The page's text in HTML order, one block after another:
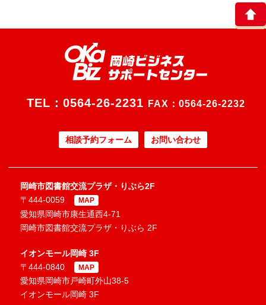
TEL： 0564-26-2231 FAX：0564-26-2232
相談予約フォーム お問い合わせ
岡崎市図書館交流プラザ・りぶら2F
〒444-0059
MAP
愛知県岡崎市康生通西4-71
岡崎市図書館交流プラザ・りぶら 2F
イオンモール岡崎 3F
〒444-0840
MAP
愛知県岡崎市戸崎町外山38-5
イオンモール岡崎 3F